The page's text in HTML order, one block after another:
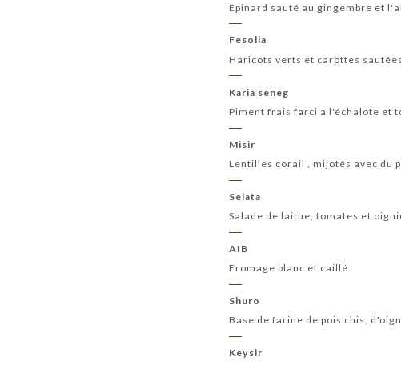
Epinard sauté au gingembre et
Fesolia
Haricots verts et carottes
Karia seneg
Piment frais farci a l'échalote et
Misir
Lentilles corail , mijotés avec du
Selata
Salade de laitue, tomates et
AIB
Fromage blanc et caillé
Shuro
Base de farine de pois chis,
Keysir